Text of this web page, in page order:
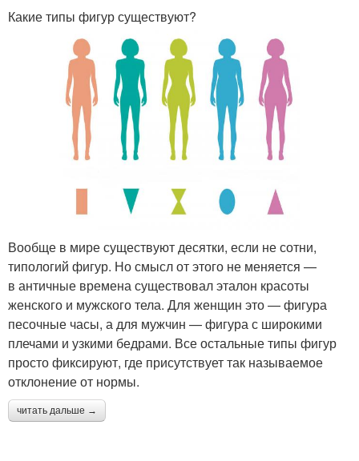
Какие типы фигур существуют?
Вообще в мире существуют десятки, если не сотни,
типологий фигур. Но смысл от этого не меняется —
в античные времена существовал эталон красоты
женского и мужского тела. Для женщин это — фигура
песочные часы, а для мужчин — фигура с широкими
плечами и узкими бедрами. Все остальные типы фигур
просто фиксируют, где присутствует так называемое
отклонение от нормы.
читать дальше →